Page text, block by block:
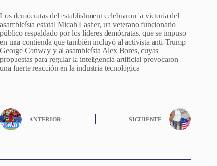
Los demócratas del establishment celebraron la victoria del
asambleísta estatal Micah Lasher, un veterano funcionario
público respaldado por los líderes demócratas, que se impuso
en una contienda que también incluyó al activista anti-Trump
George Conway y al asambleísta Alex Bores, cuyas
propuestas para regular la inteligencia artificial provocaron
una fuerte reacción en la industria tecnológica
ANTERIOR SIGUIENTE